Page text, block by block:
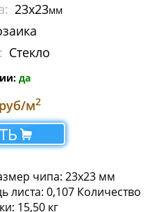
23х23мм
Стекло
да
руб/м2
чипа: 23х23 мм
0,107 Количество
15,50 кг